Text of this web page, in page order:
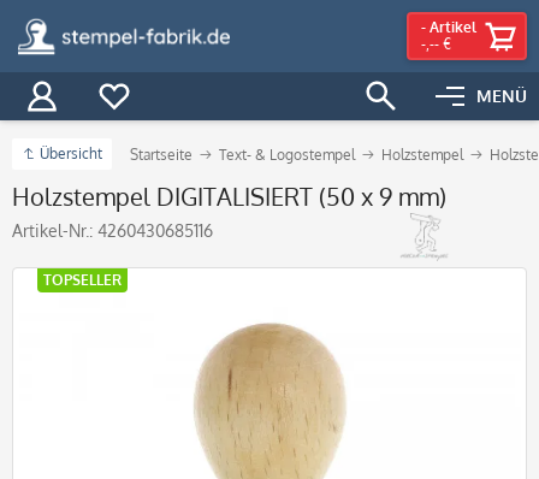
MENÜ
- Artikel
-,-- €
Übersicht Startseite Text- & Logostempel Holzstempel
Holzstempel DIGITALISIERT (50 x 9 mm)
Artikel-Nr.: 4260430685116
TOPSELLER